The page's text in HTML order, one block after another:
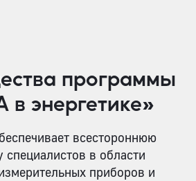
программы
энергетике»
всестороннюю
специалистов в области
приборов и